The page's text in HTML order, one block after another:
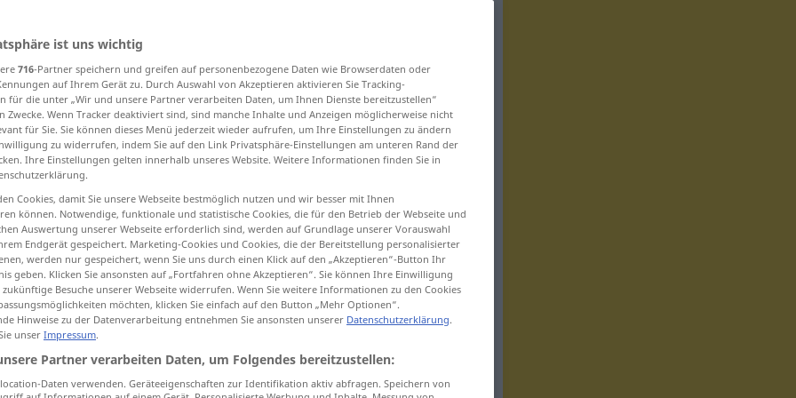
welfare
welfare SOZIOL
public welfare
social
welfare
to be on welfare US
ist uns wichtig
716-Partner speichern und greifen auf personenbezogene Daten wie Browserdaten oder
auf Ihrem Gerät zu. Durch Auswahl von Akzeptieren aktivieren Sie Tracking-
für die unter „Wir und unsere Partner verarbeiten Daten, um Ihnen Dienste bereitzustellen“
Zwecke. Wenn Tracker deaktiviert sind, sind manche Inhalte und Anzeigen möglicherweise nicht
für Sie. Sie können dieses Menü jederzeit wieder aufrufen, um Ihre Einstellungen zu ändern
zu widerrufen, indem Sie auf den Link Privatsphäre-Einstellungen am unteren Rand der
Ihre Einstellungen gelten innerhalb unseres Website. Weitere Informationen finden Sie in
Cookies, damit Sie unsere Webseite bestmöglich nutzen und wir besser mit Ihnen
können. Notwendige, funktionale und statistische Cookies, die für den Betrieb der Webseite und
Auswertung unserer Webseite erforderlich sind, werden auf Grundlage unserer Vorauswahl
Endgerät gespeichert. Marketing-Cookies und Cookies, die der Bereitstellung personalisierter
werden nur gespeichert, wenn Sie uns durch einen Klick auf den „Akzeptieren“-Button Ihr
geben. Klicken Sie ansonsten auf „Fortfahren ohne Akzeptieren“. Sie können Ihre Einwilligung
Besuche unserer Webseite widerrufen. Wenn Sie weitere Informationen zu den Cookies
möchten, klicken Sie einfach auf den Button „Mehr Optionen“.
Hinweise zu der Datenverarbeitung entnehmen Sie ansonsten unserer Datenschutzerklärung.
unser Impressum.
Partner verarbeiten Daten, um Folgendes bereitzustellen:
Daten verwenden. Geräteeigenschaften zur Identifikation aktiv abfragen. Speichern von